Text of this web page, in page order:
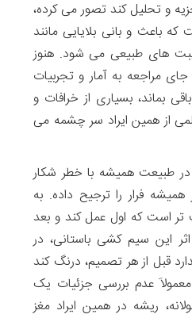
و تحلیل کند تصور می کرده،
باعث و بانی بلایایی مانند
های طبیعی می شود. هنوز
مراجعه به آمار و تجربیات
بماند، بسیاری از خرافات و
از همین ایراد سر چشمه می
در طبیعت همیشه با خطر شکار
فرار را ترجیح داده. به
تر است که اول عمل کند و بعد
این سیم کشی باستانی، در
قبل از هر تصمیم، درنگ کند
عدم بررسی جزئیات یک
ریشه در همین ایراد مغز